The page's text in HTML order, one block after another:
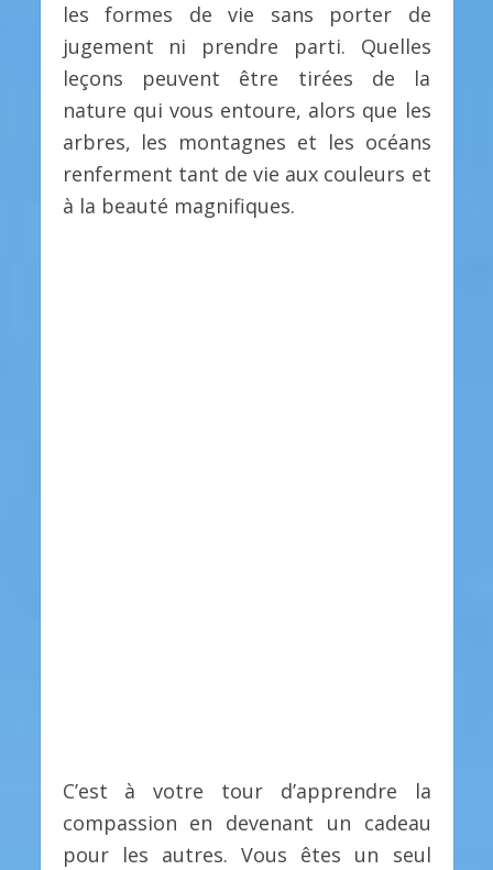
les formes de vie sans porter de
jugement ni prendre parti. Quelles
leçons peuvent être tirées de la
nature qui vous entoure, alors que les
arbres, les montagnes et les océans
renferment tant de vie aux couleurs et
à la beauté magnifiques.
C’est à votre tour d’apprendre la
compassion en devenant un cadeau
pour les autres. Vous êtes un seul